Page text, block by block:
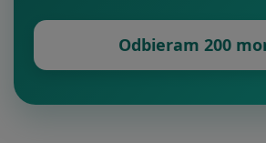
Odbieram 200